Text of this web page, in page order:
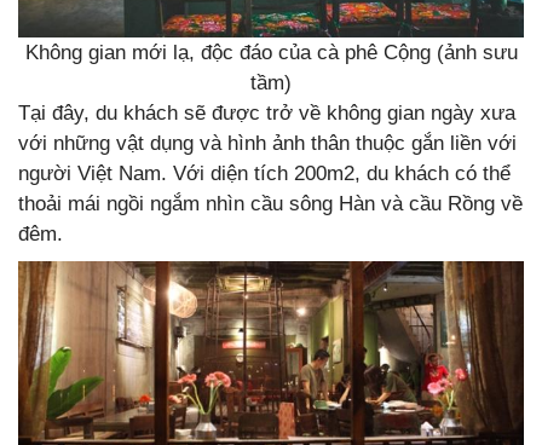
Không gian mới lạ, độc đáo của cà phê Cộng (ảnh sưu
tầm)
Tại đây, du khách sẽ được trở về không gian ngày xưa
với những vật dụng và hình ảnh thân thuộc gắn liền với
người Việt Nam. Với diện tích 200m2, du khách có thể
thoải mái ngồi ngắm nhìn cầu sông Hàn và cầu Rồng về
đêm.